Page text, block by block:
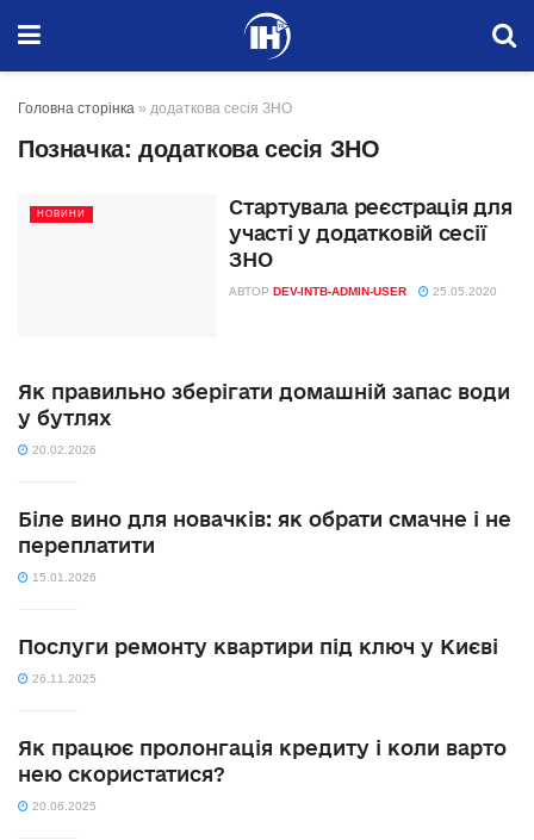
Головна сторінка » додаткова сесія ЗНО
Позначка: додаткова сесія ЗНО
НОВИНИ
Стартувала реєстрація для
участі у додатковій сесії
ЗНО
АВТОР DEV-INTB-ADMIN-USER 25.05.2020
Як правильно зберігати домашній запас води
у бутлях
20.02.2026
Біле вино для новачків: як обрати смачне і не
переплатити
15.01.2026
Послуги ремонту квартири під ключ у Києві
26.11.2025
Як працює пролонгація кредиту і коли варто
нею скористатися?
20.06.2025